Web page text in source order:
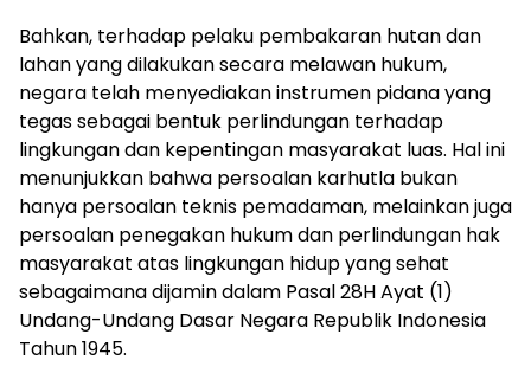
Bahkan, terhadap pelaku pembakaran hutan dan
lahan yang dilakukan secara melawan hukum,
negara telah menyediakan instrumen pidana yang
tegas sebagai bentuk perlindungan terhadap
lingkungan dan kepentingan masyarakat luas. Hal ini
menunjukkan bahwa persoalan karhutla bukan
hanya persoalan teknis pemadaman, melainkan juga
persoalan penegakan hukum dan perlindungan hak
masyarakat atas lingkungan hidup yang sehat
sebagaimana dijamin dalam Pasal 28H Ayat (1)
Undang-Undang Dasar Negara Republik Indonesia
Tahun 1945.